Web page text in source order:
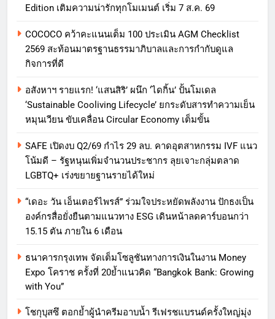
Edition เติมความน่ารักทุกโมเมนต์ เริ่ม 7 ส.ค. 69
COCOCO คว้าคะแนนเต็ม 100 ประเมิน AGM Checklist
2569 สะท้อนมาตรฐานธรรมาภิบาลและการกำกับดูแล
กิจการที่ดี
อสังหาฯ รายแรก! ‘แสนสิริ’ ผนึก ‘ไดกิ้น’ ปั้นโมเดล
‘Sustainable Cooliving Lifecycle’ ยกระดับสารทำความเย็น
หมุนเวียน ขับเคลื่อน Circular Economy เต็มขั้น
SAFE เปิดงบ Q2/69 กำไร 29 ลบ. คาดอุตสาหกรรม IVF แนว
โน้มดี – รัฐหนุนเพิ่มจำนวนประชากร ลุยเจาะกลุ่มตลาด
LGBTQ+ เร่งขยายฐานรายได้ใหม่
“เดอะ วัน เอ็นเตอร์ไพรส์” ร่วมใจประหยัดพลังงาน ปักธงเป็น
องค์กรสื่อยั่งยืนตามแนวทาง ESG เดินหน้าลดคาร์บอนกว่า
15.15 ตัน ภายใน 6 เดือน
ธนาคารกรุงเทพ จัดเต็มโซลูชันทางการเงินในงาน Money
Expo โคราช ครั้งที่ 20ย้ำแนวคิด “Bangkok Bank: Growing
with You”
โชกุบุสซึ ตอกย้ำผู้นำครีมอาบน้ำ รีเฟรชแบรนด์ครั้งใหญ่มุ่ง